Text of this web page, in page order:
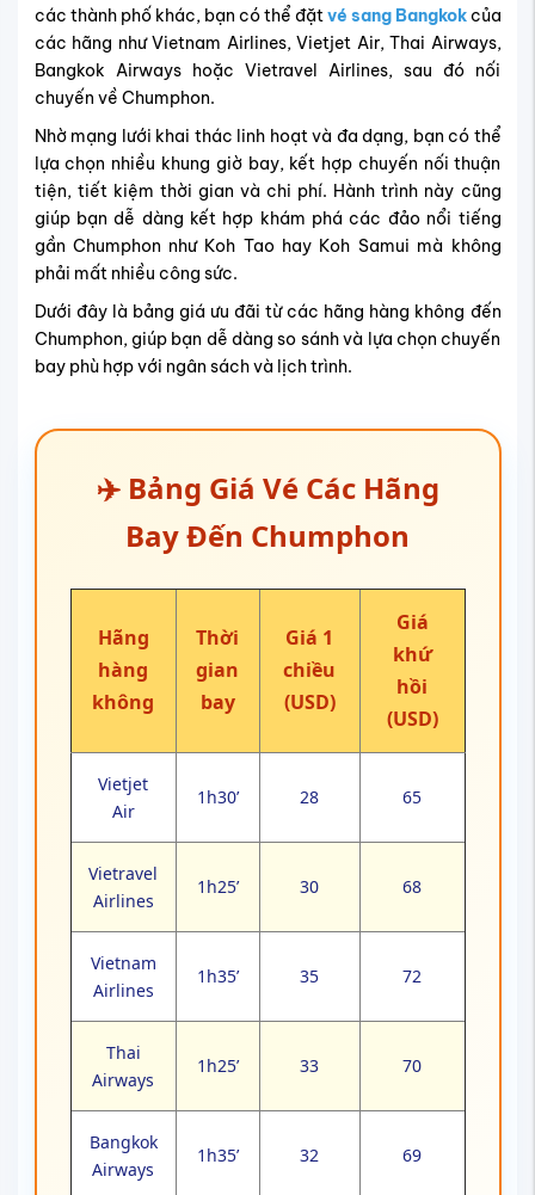
các thành phố khác, bạn có thể đặtvé sang Bangkokcủa
các hãng như Vietnam Airlines, Vietjet Air, Thai Airways,
Bangkok Airways hoặc Vietravel Airlines, sau đó nối
chuyến về Chumphon.
Nhờ mạng lưới khai thác linh hoạt và đa dạng, bạn có thể
lựa chọn nhiều khung giờ bay, kết hợp chuyến nối thuận
tiện, tiết kiệm thời gian và chi phí. Hành trình này cũng
giúp bạn dễ dàng kết hợp khám phá các đảo nổi tiếng
gần Chumphon như Koh Tao hay Koh Samui mà không
phải mất nhiều công sức.
Dưới đây là bảng giá ưu đãi từ các hãng hàng không đến
Chumphon, giúp bạn dễ dàng so sánh và lựa chọn chuyến
bay phù hợp với ngân sách và lịch trình.
✈️ Bảng Giá Vé Các Hãng
Bay Đến Chumphon
Hãng
hàng
không
Thời
gian
bay
Giá 1
chiều
(USD)
Giá
khứ
hồi
(USD)
Vietjet
Air
1h30’ 28 65
Vietravel
Airlines
1h25’ 30 68
Vietnam
Airlines
1h35’ 35 72
Thai
Airways
1h25’ 33 70
Bangkok
Airways
1h35’ 32 69